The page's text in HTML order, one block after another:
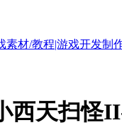
素材/教程|游戏开发制
西天扫怪